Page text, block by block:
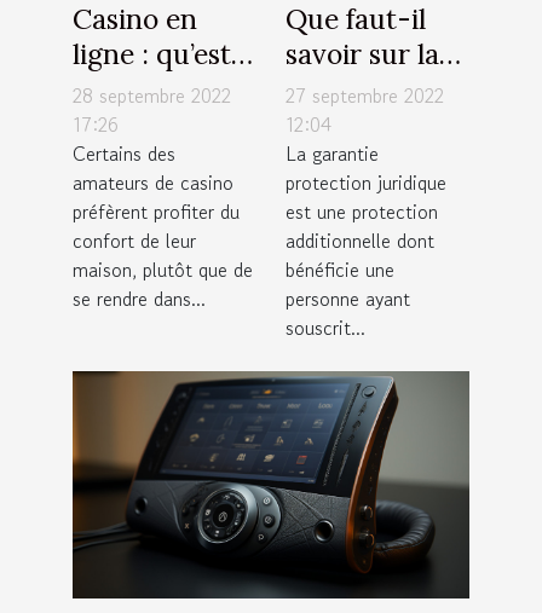
Casino en
ligne : qu’est-
ce qu’il faut
savoir sur les
techniques de
jeu ?
28 septembre 2022
17:26
Certains des
amateurs de casino
préfèrent profiter du
confort de leur
maison, plutôt que de
se rendre dans...
Que faut-il
savoir sur la
garantie
protection
juridique pour
votre
assurance
habitation ?
27 septembre 2022
12:04
La garantie
protection juridique
est une protection
additionnelle dont
bénéficie une
personne ayant
souscrit...